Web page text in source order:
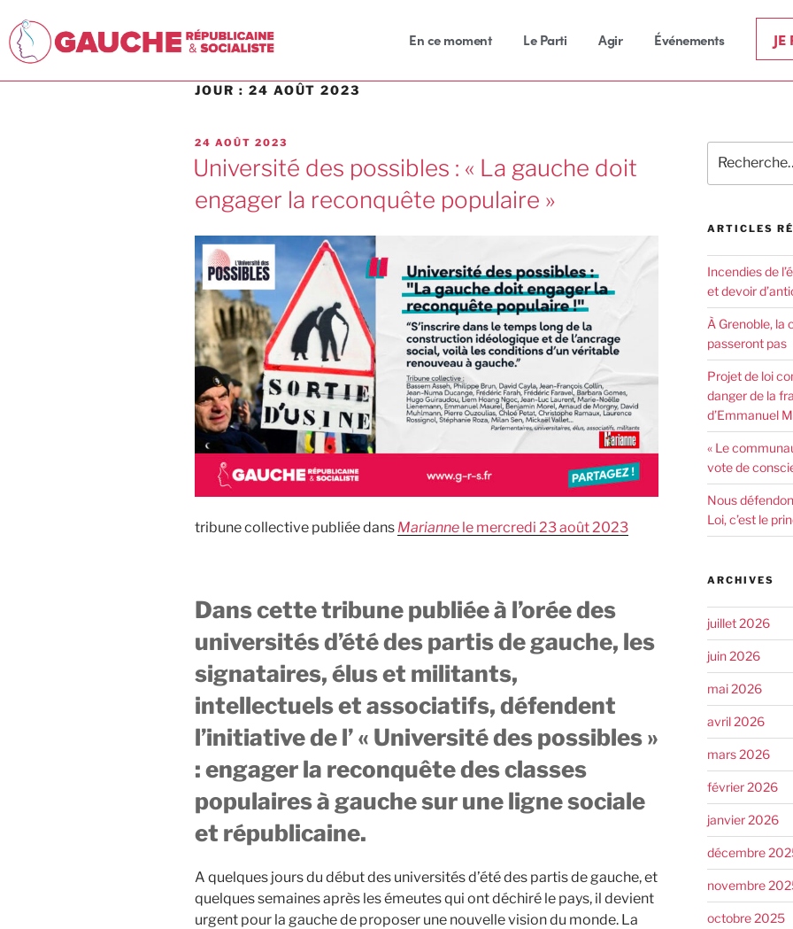
En ce moment Le Parti Agir Événements JE
JOUR : 24 AOÛT 2023
24 AOÛT 2023
Université des possibles : « La gauche doit
engager la reconquête populaire »
tribune collective publiée dans Marianne le mercredi 23 août 2023
Dans cette tribune publiée à l’orée des
universités d’été des partis de gauche, les
signataires, élus et militants,
intellectuels et associatifs, défendent
l’initiative de l’ « Université des possibles »
: engager la reconquête des classes
populaires à gauche sur une ligne sociale
et républicaine.
A quelques jours du début des universités d’été des partis de gauche, et
quelques semaines après les émeutes qui ont déchiré le pays, il devient
urgent pour la gauche de proposer une nouvelle vision du monde. La
ARTICLES
Incendies de
et devoir
À Grenoble, la
passeront pas
Projet de loi
danger de la
d’Emmanuel
« Le
vote de
Nous
Loi, c’est le
ARCHIVES
juillet 2026
juin 2026
mai 2026
avril 2026
mars 2026
février 2026
janvier 2026
décembre
novembre
octobre 2025